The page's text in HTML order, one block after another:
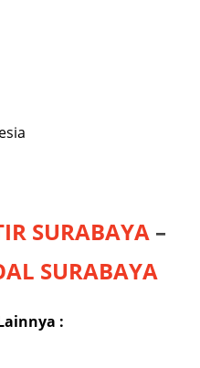
SURABAYA –
SURABAYA
: